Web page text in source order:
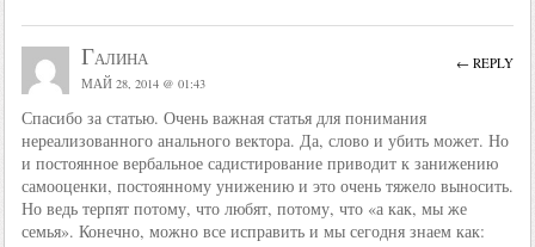
Галина
МАЙ 28, 2014 @ 01:43
Спасибо за статью. Очень важная статья для понимания
нереализованного анального вектора. Да, слово и убить может. Но
и постоянное вербальное садистирование приводит к занижению
самооценки, постоянному унижению и это очень тяжело выносить.
Но ведь терпят потому, что любят, потому, что «а как, мы же
семья». Конечно, можно все исправить и мы сегодня знаем как:
← REPLY